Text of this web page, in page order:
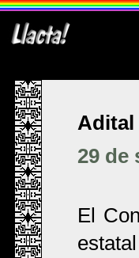
Adital
29 de
El